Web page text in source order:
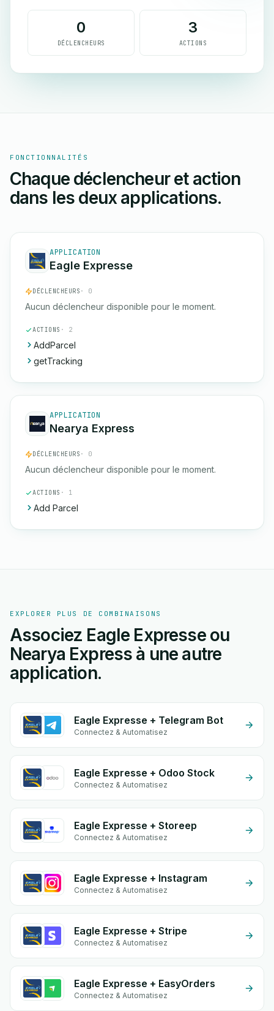
0
DÉCLENCHEURS
3
ACTIONS
FONCTIONNALITÉS
Chaque déclencheur et action
dans les deux applications.
APPLICATION
Eagle Expresse
DÉCLENCHEURS · 0
Aucun déclencheur disponible pour le moment.
ACTIONS · 2
AddParcel
getTracking
APPLICATION
Nearya Express
DÉCLENCHEURS · 0
Aucun déclencheur disponible pour le moment.
ACTIONS · 1
Add Parcel
EXPLORER PLUS DE COMBINAISONS
Associez Eagle Expresse ou
Nearya Express à une autre
application.
Eagle Expresse + Telegram Bot
Connectez & Automatisez
Eagle Expresse + Odoo Stock
Connectez & Automatisez
Eagle Expresse + Storeep
Connectez & Automatisez
Eagle Expresse + Instagram
Connectez & Automatisez
Eagle Expresse + Stripe
Connectez & Automatisez
Eagle Expresse + EasyOrders
Connectez & Automatisez